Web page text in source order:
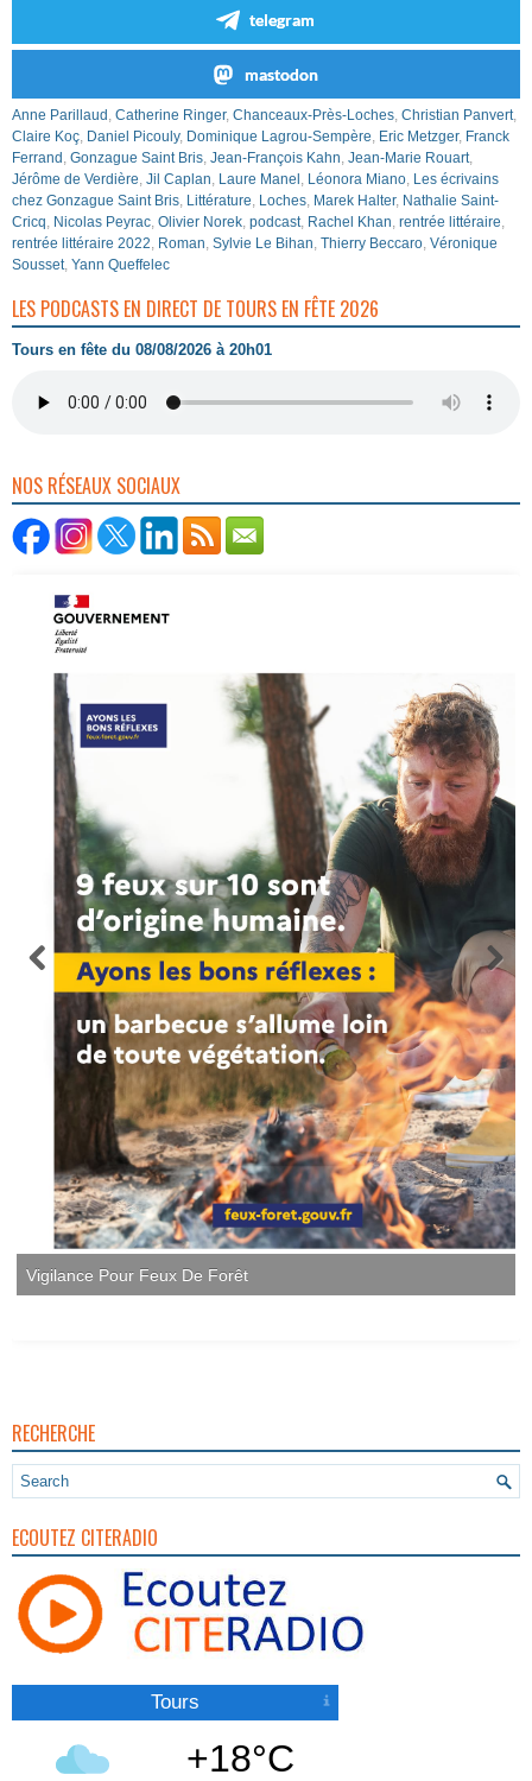
telegram
mastodon
Anne Parillaud , Catherine Ringer, Chanceaux-Près-Loches, Christian Panvert,
Claire Koç, Daniel Picouly, Dominique Lagrou-Sempère, Eric Metzger, Franck
Ferrand , Gonzague Saint Bris, Jean-François Kahn, Jean-Marie Rouart,
Jérôme de Verdière, Jil Caplan, Laure Manel , Léonora Miano, Les écrivains
chez Gonzague Saint Bris, Littérature, Loches, Marek Halter, Nathalie Saint-
Cricq, Nicolas Peyrac, Olivier Norek, podcast, Rachel Khan, rentrée littéraire,
rentrée littéraire 2022, Roman, Sylvie Le Bihan, Thierry Beccaro, Véronique
Sousset, Yann Queffelec
LES PODCASTS EN DIRECT DE TOURS EN FÊTE 2026
Tours en fête du 08/08/2026 à 20h01
NOS RÉSEAUX SOCIAUX
RECHERCHE
ECOUTEZ CITERADIO
Tours
+18°C